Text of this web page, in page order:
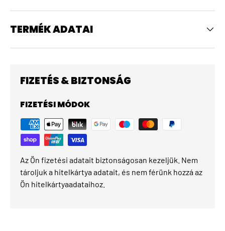
TERMÉK ADATAI
FIZETÉS & BIZTONSÁG
FIZETÉSI MÓDOK
Az Ön fizetési adatait biztonságosan kezeljük. Nem
tároljuk a hitelkártya adatait, és nem férünk hozzá az
Ön hitelkártyaadataihoz.